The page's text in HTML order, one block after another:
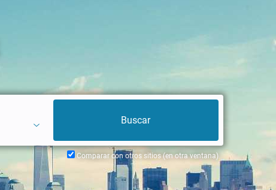
Comparar con otros sitios (en otra ventana)